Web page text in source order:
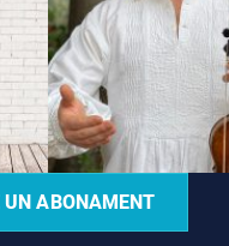
UN ABONAMENT